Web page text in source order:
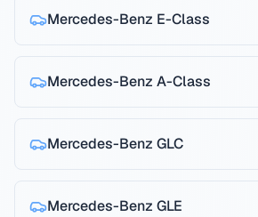
Mercedes-Benz E-Class
Mercedes-Benz A-Class
Mercedes-Benz GLC
Mercedes-Benz GLE